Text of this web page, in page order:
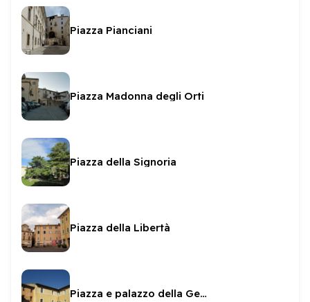
Piazza Pianciani
Piazza Madonna degli Orti
Piazza della Signoria
Piazza della Libertà
Piazza e palazzo della Genga